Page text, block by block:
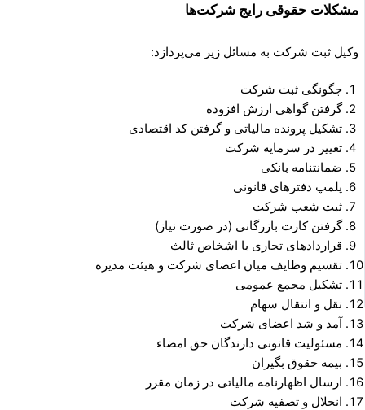
مشکلات حقوقی رایج شرکت‌ها
وکیل ثبت شرکت به مسائل زیر می‌پردازد:
چگونگی ثبت شرکت
گرفتن گواهی ارزش افزوده
تشکیل پرونده مالیاتی و گرفتن کد اقتصادی
تغییر در سرمایه شرکت
ضمانتنامه بانکی
پلمپ دفترهای قانونی
ثبت شعب شرکت
گرفتن کارت بازرگانی (در صورت نیاز)
قراردادهای تجاری با اشخاص ثالث
تقسیم وظایف میان اعضای شرکت و هیئت مدیره
تشکیل مجمع عمومی
نقل و انتقال سهام
آمد و شد اعضای شرکت
مسئولیت قانونی دارندگان حق امضاء
بیمه حقوق بگیران
ارسال اظهارنامه مالیاتی در زمان مقرر
انحلال و تصفیه شرکت